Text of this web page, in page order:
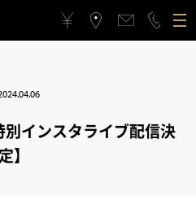
してのこだわり
別インスタライブ配信決
定】